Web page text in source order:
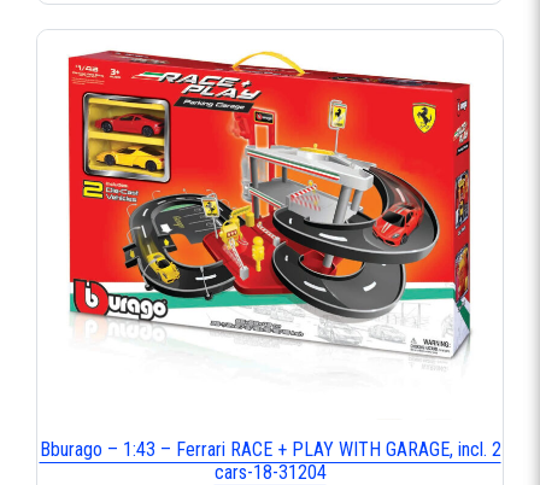
Bburago – 1:43 – Ferrari RACE + PLAY WITH GARAGE, incl. 2
cars-18-31204